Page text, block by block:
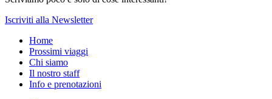
Iscriviti alla Newsletter
Home
Prossimi viaggi
Chi siamo
Il nostro staff
Info e prenotazioni